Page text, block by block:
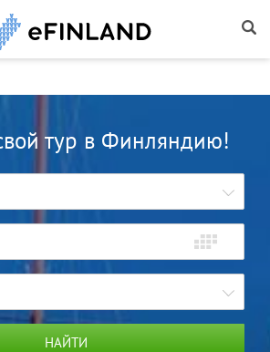
тур в Финляндию!
НАЙТИ